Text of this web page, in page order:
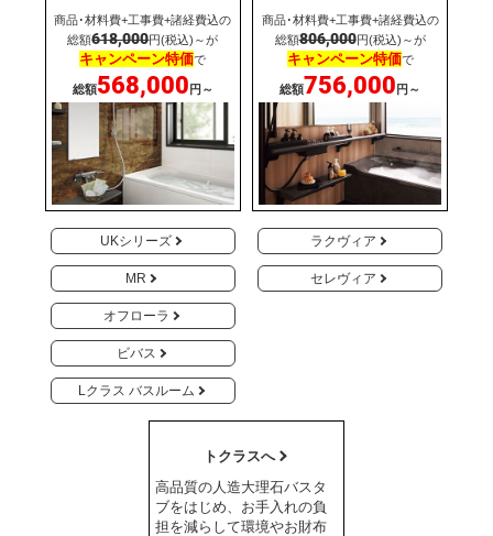
商品･材料費+工事費+諸経費込の
総額618,000円(税込)～が
キャンペーン特価で
総額568,000 円～
UKシリーズ
MR
オフローラ
ビバス
Lクラス バスルーム
商品･材料費+工事費+諸経費込の
総額806,000円(税込)～が
キャンペーン特価で
総額756,000 円～
ラクヴィア
セレヴィア
トクラスへ
高品質の人造大理石バスタ
ブをはじめ、お手入れの負
担を減らして環境やお財布